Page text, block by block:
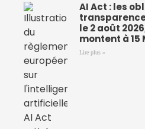
AI Act : les
le 2 août
montent à 15
Lire plus »